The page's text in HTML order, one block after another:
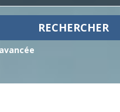
RECHERCHER